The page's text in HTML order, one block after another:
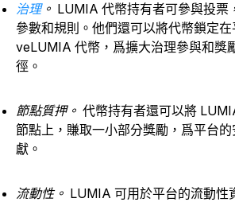
治理。 LUMIA 代幣持有者可參與投票
參數和規則。他們還可以將代幣鎖定
veLUMIA 代幣，爲擴大治理參與和獎
徑。
節點質押。 代幣持有者還可以將
節點上，賺取一小部分獎勵，爲平台
獻。
流動性。 LUMIA 可用於平台的流動性